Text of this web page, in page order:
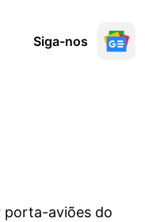
Siga-nos
porta-aviões do